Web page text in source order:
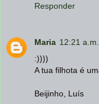
Responder
Maria 12:21
:))))
A tua filhota é
Beijinho, Luís